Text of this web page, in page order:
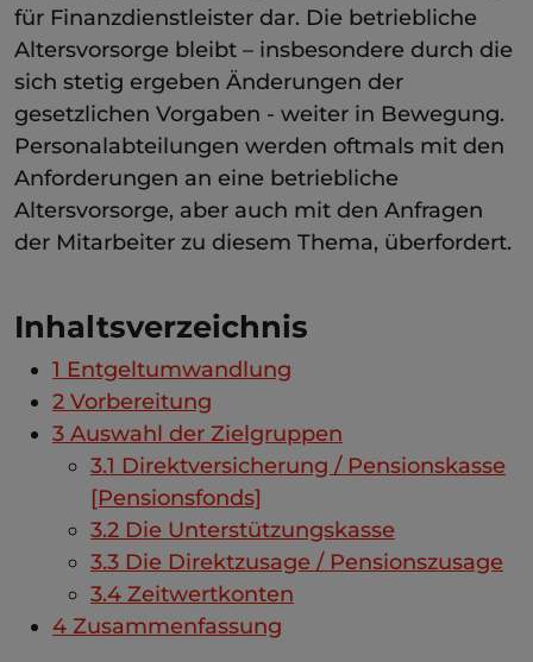
für Finanzdienstleister dar. Die betriebliche
Altersvorsorge bleibt – insbesondere durch die
sich stetig ergeben Änderungen der
gesetzlichen Vorgaben - weiter in Bewegung.
Personalabteilungen werden oftmals mit den
Anforderungen an eine betriebliche
Altersvorsorge, aber auch mit den Anfragen
der Mitarbeiter zu diesem Thema, überfordert.
Inhaltsverzeichnis
1 Entgeltumwandlung
2 Vorbereitung
3 Auswahl der Zielgruppen
3.1 Direktversicherung / Pensionskasse
[Pensionsfonds]
3.2 Die Unterstützungskasse
3.3 Die Direktzusage / Pensionszusage
3.4 Zeitwertkonten
4 Zusammenfassung